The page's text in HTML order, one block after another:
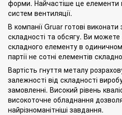
форми. Найчастіше це елементи
систем вентиляції.
В компанії Gruar готові
складності та обсягу. Ви
складного елементу в
партії не сотні елементів
Вартість гнуття металу
залежності від складності
замовленні. Високий рівень
високоточне обладнання
найрізноманітніші завдання.